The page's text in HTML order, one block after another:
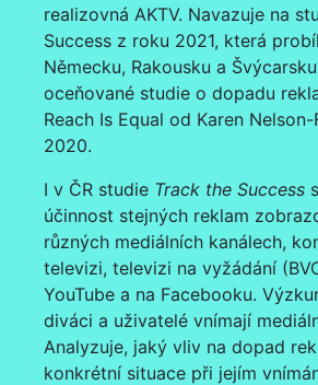
realizovná AKTV. Navazuje na
Success z roku 2021, která
Německu, Rakousku a
oceňované studie o dopadu
Reach Is Equal od Karen
2020.
I v ČR studie Track the Success
účinnost stejných reklam
různých mediálních kanálech,
televizi, televizi na vyžádání
YouTube a na Facebooku.
diváci a uživatelé vnímají
Analyzuje, jaký vliv na dopad
konkrétní situace při jejím